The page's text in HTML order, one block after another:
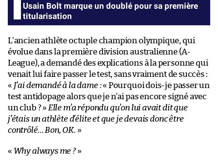
Usain Bolt marque un doublé pour sa première
titularisation
L’ancien athlète octuple champion olympique, qui
évolue dans la première division australienne (A-
League), a demandé des explications à la personne qui
venait lui faire passer le test, sans vraiment de succès :
« J’ai demandé à la dame :« Pourquoi dois-je passer un
test antidopage alors que je n’ai pas encore signé avec
un club ? » Elle m’a répondu qu’on lui avait dit que
j’étais un athlète d’élite et que je devais donc être
contrôlé… Bon, OK. »
« Why always me ?»